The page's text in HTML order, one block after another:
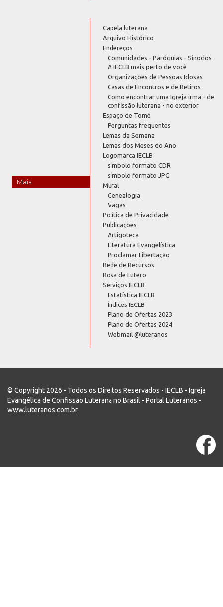
Mais
Capela luterana
Arquivo Histórico
Endereços
Comunidades - Paróquias - Sínodos -
A IECLB mais perto de você
Organizações de Pessoas Idosas
Casas de Encontros e de Retiros
Como encontrar uma Igreja irmã - de
confissão luterana - no exterior
Espaço de Tomé
Perguntas frequentes
Lemas da Semana
Lemas dos Meses do Ano
Logomarca IECLB
símbolo formato CDR
símbolo formato JPG
Mural
Genealogia
Vagas
Política de Privacidade
Publicações
Artigoteca
Literatura Evangelística
Proclamar Libertação
Rede de Recursos
Rosa de Lutero
Serviços IECLB
Estatística IECLB
Índices IECLB
Plano de Ofertas 2023
Plano de Ofertas 2024
Webmail @luteranos
© Copyright 2026 - Todos os Direitos Reservados - IECLB - Igreja
Evangélica de Confissão Luterana no Brasil - Portal Luteranos -
www.luteranos.com.br